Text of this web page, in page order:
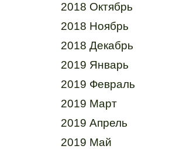
2018 Октябрь
2018 Ноябрь
2018 Декабрь
2019 Январь
2019 Февраль
2019 Март
2019 Апрель
2019 Май